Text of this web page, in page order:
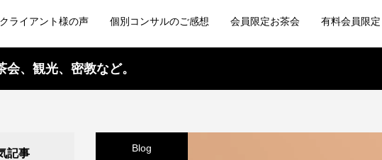
クライアント様の声 個別コンサルのご感想 会員限定お茶会 有料会員限定
会、観光、密教など。
Blog
記事